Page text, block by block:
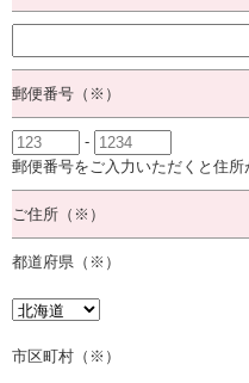
郵便番号（※）
-
郵便番号をご入力いただくと住所
ご住所（※）
都道府県（※）
市区町村（※）